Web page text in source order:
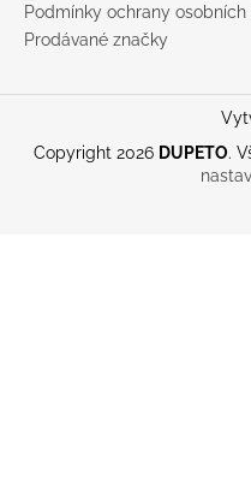
Podmínky ochrany osobních
Prodávané značky
Copyright 2026 DUPETO.